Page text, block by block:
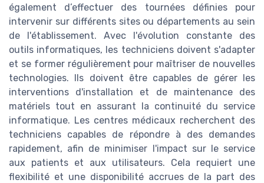
également d’effectuer des tournées définies pour
intervenir sur différents sites ou départements au sein
de l'établissement. Avec l'évolution constante des
outils informatiques, les techniciens doivent s'adapter
et se former régulièrement pour maîtriser de nouvelles
technologies. Ils doivent être capables de gérer les
interventions d'installation et de maintenance des
matériels tout en assurant la continuité du service
informatique. Les centres médicaux recherchent des
techniciens capables de répondre à des demandes
rapidement, afin de minimiser l'impact sur le service
aux patients et aux utilisateurs. Cela requiert une
flexibilité et une disponibilité accrues de la part des